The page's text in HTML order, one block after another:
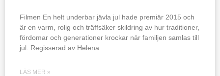
Filmen En helt underbar jävla jul hade premiär 2015 och
är en varm, rolig och träffsäker skildring av hur traditioner,
fördomar och generationer krockar när familjen samlas till
jul. Regisserad av Helena
LÄS MER »